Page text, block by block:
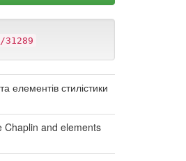
елементів стилістики
Chaplin and elements